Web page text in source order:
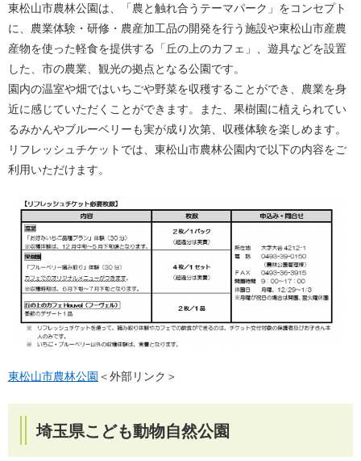
東松山市農林公園は、「農と触れ合うテーマパーク」をコンセプト
に、農業体験・研修・農産加工品の開発を行う施設や東松山市産農
産物を使った軽食を提供する「丘の上のカフェ」、遊具などを設置
した、市の農業、観光の拠点となる公園です。
園内の温室や畑ではいちごや野菜を収穫することができ、農業を身
近に感じていただくことができます。また、果樹園に植えられてい
るみかんやブルーベリーも実が成り次第、収穫体験を楽しめます。
リフレッシュチケットでは、東松山市農林公園内で以下の内容をご
利用いただけます。
東松山市農林公園 ＜外部リンク＞
埼玉県こども動物自然公園